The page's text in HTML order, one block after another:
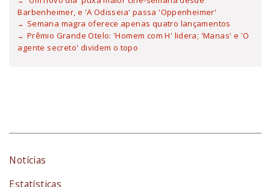
Barbenheimer, e 'A Odisseia' passa 'Oppenheimer'
Semana magra oferece apenas quatro lançamentos
Prêmio Grande Otelo: 'Homem com H' lidera; 'Manas' e 'O
agente secreto' dividem o topo
Notícias
Estatísticas